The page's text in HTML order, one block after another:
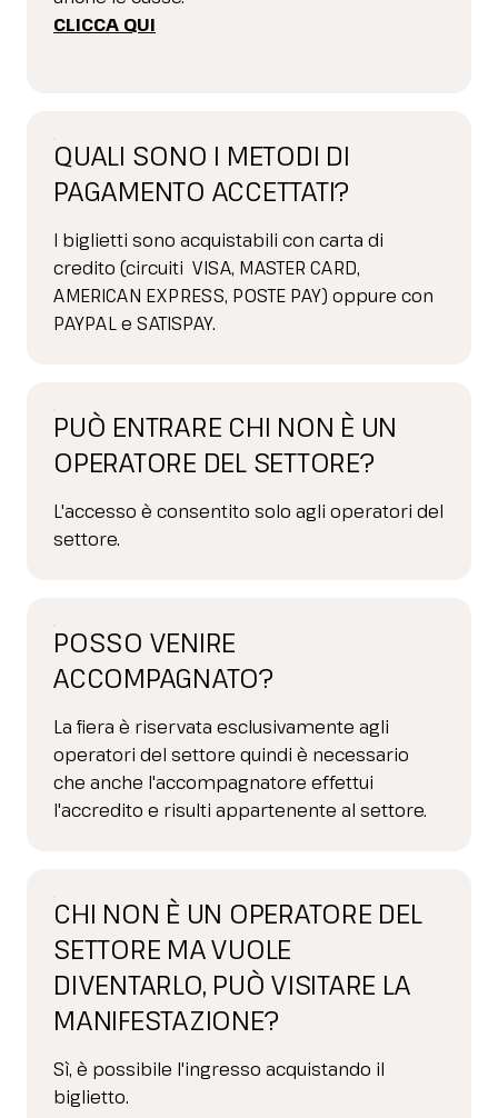
CLICCA QUI
QUALI SONO I METODI DI
PAGAMENTO ACCETTATI?
I biglietti sono acquistabili con carta di
credito (circuiti VISA, MASTER CARD,
AMERICAN EXPRESS, POSTE PAY) oppure con
PAYPAL e SATISPAY.
PUÒ ENTRARE CHI NON È UN
OPERATORE DEL SETTORE?
L'accesso è consentito solo agli operatori del
settore.
POSSO VENIRE
ACCOMPAGNATO?
La fiera è riservata esclusivamente agli
operatori del settore quindi è necessario
che anche l'accompagnatore effettui
l'accredito e risulti appartenente al settore.
CHI NON È UN OPERATORE DEL
SETTORE MA VUOLE
DIVENTARLO, PUÒ VISITARE LA
MANIFESTAZIONE?
Sì, è possibile l'ingresso acquistando il
biglietto.